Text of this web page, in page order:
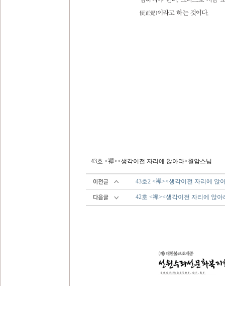
43호 <禪><생각이전 자리에 앉아라>월암스님
43호2 <禪><생각이전 자리에 앉
42호 <禪><생각이전 자리에 앉아